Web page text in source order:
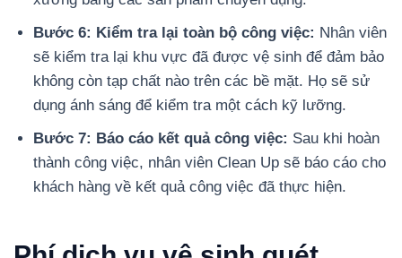
Bước 6: Kiểm tra lại toàn bộ công việc: Nhân viên
sẽ kiểm tra lại khu vực đã được vệ sinh để đảm bảo
không còn tạp chất nào trên các bề mặt. Họ sẽ sử
dụng ánh sáng để kiểm tra một cách kỹ lưỡng.
Bước 7: Báo cáo kết quả công việc: Sau khi hoàn
thành công việc, nhân viên Clean Up sẽ báo cáo cho
khách hàng về kết quả công việc đã thực hiện.